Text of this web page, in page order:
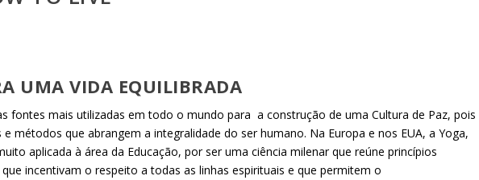
UMA VIDA EQUILIBRADA
fontes mais utilizadas em todo o mundo para a construção de uma Cultura de Paz, pois
métodos que abrangem a integralidade do ser humano. Na Europa e nos EUA, a Yoga,
aplicada à área da Educação, por ser uma ciência milenar que reúne princípios
incentivam o respeito a todas as linhas espirituais e que permitem o